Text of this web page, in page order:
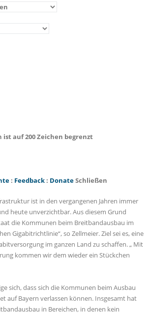
ist auf 200 Zeichen begrenzt
: Feedback : DonateSchließen
ist in den vergangenen Jahren immer
heute unverzichtbar. Aus diesem Grund
die Kommunen beim Breitbandausbau im
Gigabitrichtlinie“, so Zellmeier. Ziel sei es, eine
im ganzen Land zu schaffen. „ Mit
kommen wir dem wieder ein Stückchen
sich, dass sich die Kommunen beim Ausbau
auf Bayern verlassen können. Insgesamt hat
in Bereichen, in denen kein